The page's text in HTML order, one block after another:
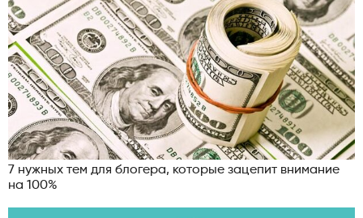
7 нужных тем для блогера, которые зацепит внимание
на 100%